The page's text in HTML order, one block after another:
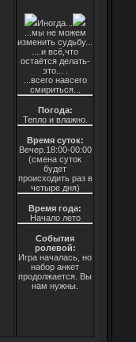
Иногда...
...мы не можем
изменить судьбу...
....и всё,что
остаётся делать-
это... .
...всего навсего
смириться...
Погода:
Тепло и влажно.
Время суток:
Вечер.18:00-00:00
(смена суток
будет
происходить раз в
четыре дня)
Время года:
Начало лето
События
ролевой:
Игра началась, но
набор анкет
продолжается. Вы
нам нужны.